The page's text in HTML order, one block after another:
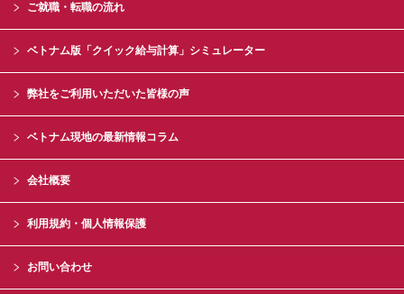
ご就職・転職の流れ
ベトナム版「クイック給与計算」シミュレーター
弊社をご利用いただいた皆様の声
ベトナム現地の最新情報コラム
会社概要
利用規約・個人情報保護
お問い合わせ